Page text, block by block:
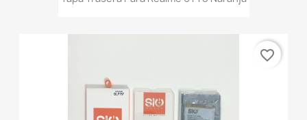
favorite_border